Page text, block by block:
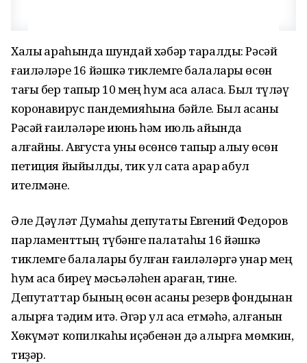
Халыҡ араһында шундай хәбәр таралды: Рәсәй
ғаиләләре 16 йәшкә тиклемге балалары өсөн
тағы бер тапҡыр 10 мең һум аҡса аласаҡ. Был түләү
коронавирус пандемияһына бәйле. Был аҡсаны
Рәсәй ғаиләләре июнь һәм июль айында
алғайны. Августа уны өсөнсө тапҡыр алыу өсөн
петиция йыйылды, тик ул саҡта ҡарар ҡабул
ителмәне.
Әле Дәүләт Думаһы депутаты Евгений Федоров
парламенттың түбәнге палатаһы 16 йәшкә
тиклемге балалары булған ғаиләләргә унар мең
һум аҡса биреү мәсьәләһен ҡараған, тине.
Депутаттар бының өсөн аҡсаны резерв фондынан
алырға тәҡдим итә. Әгәр ул аҡса етмәһә, ҡалғанын
Хөкүмәт копилкаһы иҫәбенән дә алырға мөмкин,
тиҙәр.